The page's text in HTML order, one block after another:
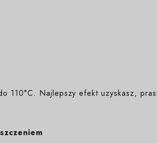
110°C. Najlepszy efekt uzyskasz,